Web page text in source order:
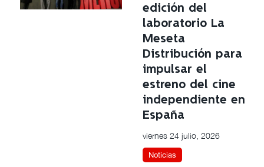
edición del
laboratorio La
Meseta
Distribución para
impulsar el
estreno del cine
independiente en
España
viernes 24 julio, 2026
Noticias